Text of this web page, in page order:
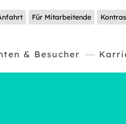
Für Mitarbeitende
& Besucher